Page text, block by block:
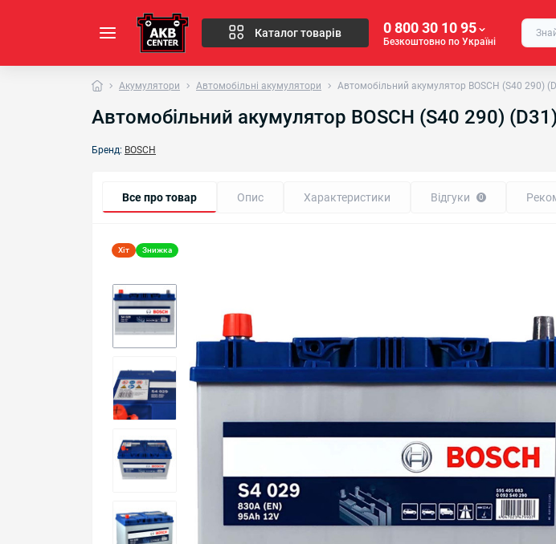
Каталог товарів 0 800 30 10 95
Безкоштовно по Україні
Акумулятори Автомобільні акумулятори Автомобільний акумулятор BOSCH (S40 290)
Автомобільний акумулятор BOSCH (S40 290)
Бренд: BOSCH
Все про товар Опис Характеристики Відгуки 0
Хіт Знижка